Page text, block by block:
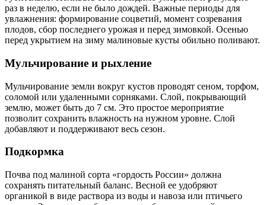
раз в неделю, если не было дождей. Важные периоды для
увлажнения: формирование соцветий, момент созревания
плодов, сбор последнего урожая и перед зимовкой. Осенью
перед укрытием на зиму малиновые кусты обильно поливают.
Мульчирование и рыхление
Мульчирование земли вокруг кустов проводят сеном, торфом,
соломой или удаленными сорняками. Слой, покрывающий
землю, может быть до 7 см. Это простое мероприятие
позволит сохранить влажность на нужном уровне. Слой
добавляют и поддерживают весь сезон.
Подкормка
Почва под малиной сорта «гордость России» должна
сохранять питательный баланс. Весной ее удобряют
органикой в виде раствора из воды и навоза или птичьего